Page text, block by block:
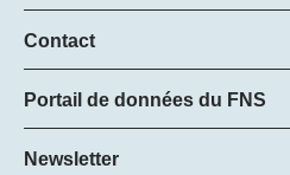
Vous trouverez ici des
nationaux de recherche (PNR) :
Tous les PNR
Contact
Manager du programme
Dr Pascal Walther, FNS
Tél.: +
22
Portail de données du FNS
Vous trouverez ici des
recherche et les subsides
Newsletter